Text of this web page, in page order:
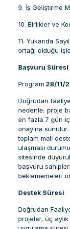
9. İş Geliştirme
10. Birlikler ve
11. Yukarıda
ortağı olduğu
Başvuru Süresi
Program 28/11/
Doğrudan
nedenle, proje
en fazla 7 gün
onayına
toplam mali
ulaşması
sitesinde
başvuru
beklememeleri
Destek Süresi
Doğrudan
projeler, üç